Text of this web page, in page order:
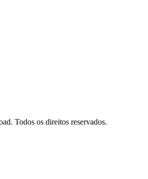
Todos os direitos reservados.